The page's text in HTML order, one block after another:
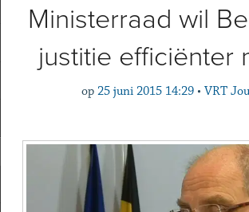
Ministerraad wil
justitie efficiënter
op 25 juni 2015 14:29 • VRT